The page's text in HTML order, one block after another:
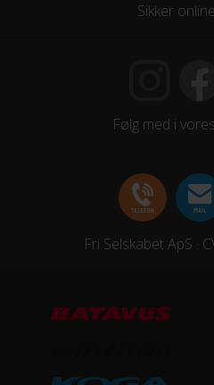
Sikker
Følg med i
Fri Selskabet ApS ·